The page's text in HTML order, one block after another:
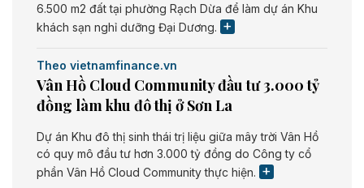
6.500 m2 đất tại phường Rạch Dừa để làm dự án Khu
khách sạn nghỉ dưỡng Đại Dương.
Theo vietnamfinance.vn
Vân Hồ Cloud Community đầu tư 3.000 tỷ
đồng làm khu đô thị ở Sơn La
Dự án Khu đô thị sinh thái trị liệu giữa mây trời Vân Hồ
có quy mô đầu tư hơn 3.000 tỷ đồng do Công ty cổ
phần Vân Hồ Cloud Community thực hiện.